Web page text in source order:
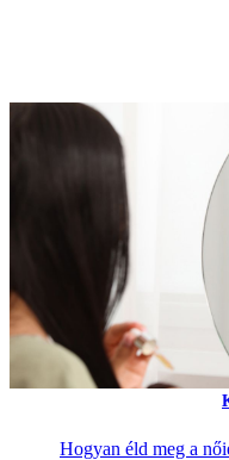
Hogyan éld meg a